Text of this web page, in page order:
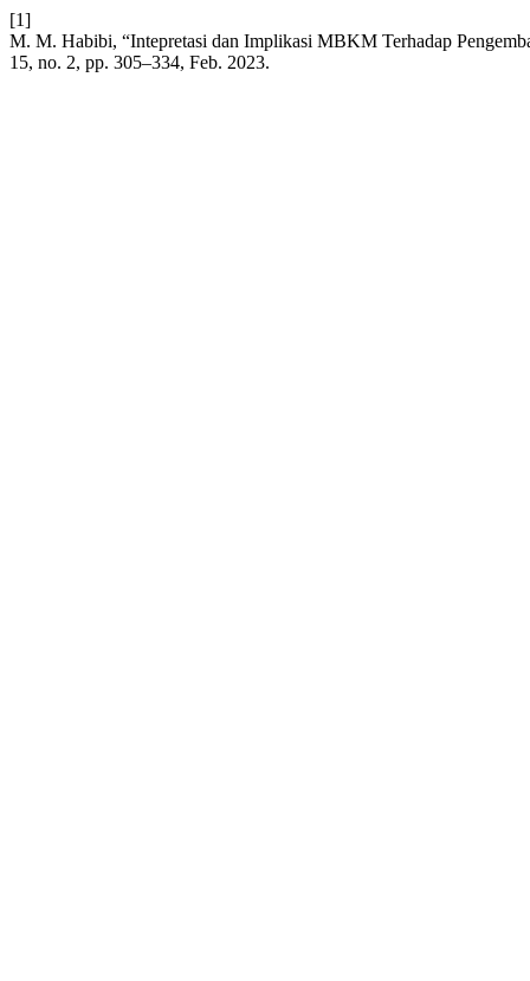
[1]
M. M. Habibi, “Intepretasi dan Implikasi MBKM Terhadap
15, no. 2, pp. 305–334, Feb. 2023.